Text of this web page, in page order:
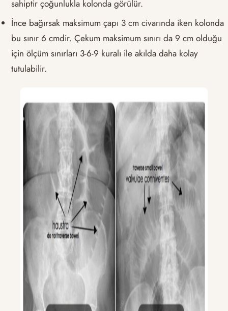
sahiptir çoğunlukla kolonda görülür.
İnce bağırsak maksimum çapı 3 cm civarında iken kolonda
bu sınır 6 cmdir. Çekum maksimum sınırı da 9 cm olduğu
için ölçüm sınırları 3-6-9 kuralı ile akılda daha kolay
tutulabilir.